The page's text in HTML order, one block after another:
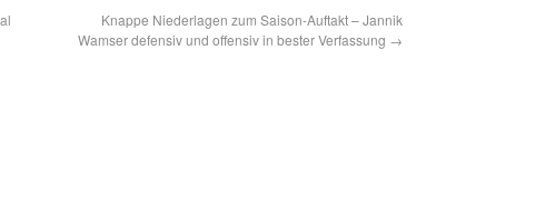
Knappe Niederlagen zum Saison-Auftakt – Jannik
Wamser defensiv und offensiv in bester Verfassung →